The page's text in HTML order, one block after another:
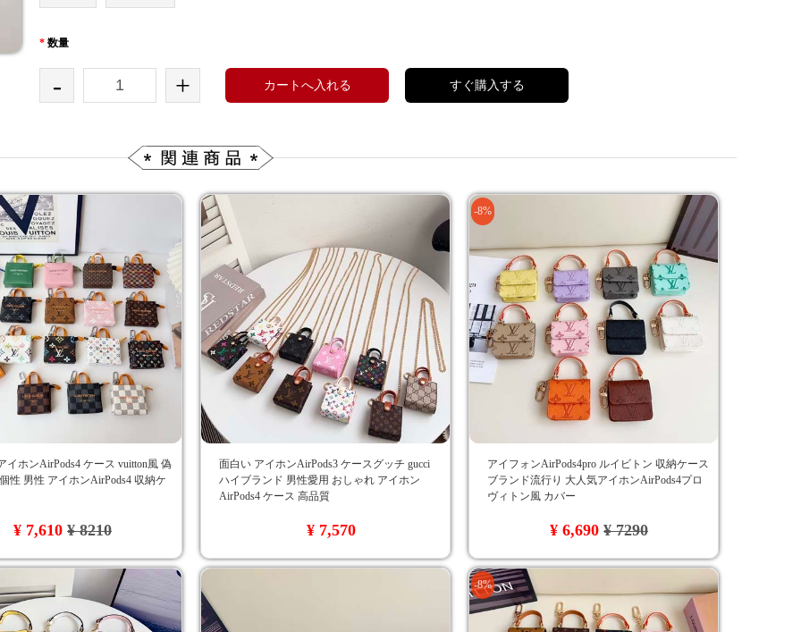
* 数量
- + カートへ入れる すぐ購入する
イホンAirPods4 ケース vuitton風 偽
性 男性 アイホンAirPods4 収納ケ
¥ 7,610¥ 8210
面白い アイホンAirPods3 ケースグッチ gucci
ハイブランド 男性愛用 おしゃれ アイホン
AirPods4 ケース 高品質
¥ 7,570
-8%
アイフォンAirPods4pro ルイビトン 収納ケース
ブランド流行り 大人気アイホンAirPods4プロ
ヴィトン風 カバー
¥ 6,690¥ 7290
-8%